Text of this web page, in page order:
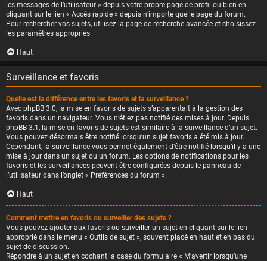
les messages de l’utilisateur » depuis votre propre page de profil ou bien en
cliquant sur le lien « Accès rapide » depuis n’importe quelle page du forum.
Pour rechercher vos sujets, utilisez la page de recherche avancée et choisissez
les paramètres appropriés.
Haut
Surveillance et favoris
Quelle est la différence entre les favoris et la surveillance ?
Avec phpBB 3.0, la mise en favoris de sujets s’apparentait à la gestion des
favoris dans un navigateur. Vous n’étiez pas notifié des mises à jour. Depuis
phpBB 3.1, la mise en favoris de sujets est similaire à la surveillance d’un sujet.
Vous pouvez désormais être notifié lorsqu’un sujet favoris a été mis à jour.
Cependant, la surveillance vous permet également d’être notifié lorsqu’il y a une
mise à jour dans un sujet ou un forum. Les options de notifications pour les
favoris et les surveillances peuvent être configurées depuis le panneau de
l’utilisateur dans l’onglet « Préférences du forum ».
Haut
Comment mettre en favoris ou surveiller des sujets ?
Vous pouvez ajouter aux favoris ou surveiller un sujet en cliquant sur le lien
approprié dans le menu « Outils de sujet », souvent placé en haut et en bas du
sujet de discussion.
Répondre à un sujet en cochant la case du formulaire « M’avertir lorsqu’une